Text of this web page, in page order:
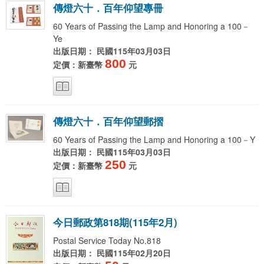
傳燈六十 ． 百年仰望專冊
60 Years of Passing the Lamp and Honoring a 100－
Ye
出版日期： 民國115年03月03日
定價：新臺幣 800 元
傳燈六十 ． 百年仰望郵摺
60 Years of Passing the Lamp and Honoring a 100－Y
出版日期： 民國115年03月03日
定價：新臺幣 250 元
今日郵政第818期(115年2月)
Postal Service Today No.818
出版日期： 民國115年02月20日